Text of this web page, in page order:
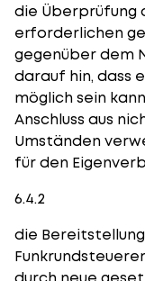
die Überprüfung
erforderlichen
gegenüber dem
darauf hin, dass
möglich sein
Anschluss aus
Umständen
für den
6.4.2
die